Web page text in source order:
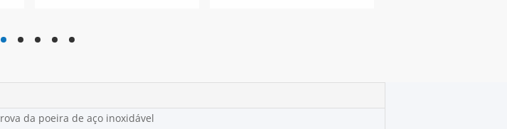
hd hd hd hd hd
da poeira de aço inoxidável